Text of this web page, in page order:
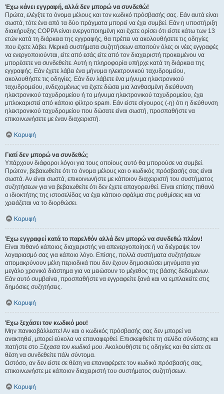
Έχω κάνει εγγραφή, αλλά δεν μπορώ να συνδεθώ!
Πρώτα, ελέγξτε το όνομα μέλους και τον κωδικό πρόσβασής σας. Εάν αυτά είναι
σωστά, τότε ένα από τα δύο πράγματα μπορεί να έχει συμβεί. Εάν η υποστήριξη
διακήρυξης COPPA είναι ενεργοποιημένη και έχετε ορίσει ότι είστε κάτω των 13
ετών κατά τη διάρκεια της εγγραφής, θα πρέπει να ακολουθήσετε τις οδηγίες
που έχετε λάβει. Μερικά συστήματα συζητήσεων απαιτούν όλες οι νέες εγγραφές
να ενεργοποιούνται, είτε από εσάς είτε από τον διαχειριστή προκειμένου να
μπορέσετε να συνδεθείτε. Αυτή η πληροφορία υπήρχε κατά τη διάρκεια της
εγγραφής. Εάν έχετε λάβει ένα μήνυμα ηλεκτρονικού ταχυδρομείου,
ακολουθήστε τις οδηγίες. Εάν δεν λάβετε ένα μήνυμα ηλεκτρονικού
ταχυδρομείου, ενδεχομένως να έχετε δώσει μια λανθασμένη διεύθυνση
ηλεκτρονικού ταχυδρομείου ή το μήνυμα ηλεκτρονικού ταχυδρομείου, έχει
μπλοκαριστεί από κάποιο φίλτρο spam. Εάν είστε σίγουρος (-η) ότι η διεύθυνση
ηλεκτρονικού ταχυδρομείου που δώσατε είναι σωστή, προσπαθήστε να
επικοινωνήσετε με έναν διαχειριστή.
Κορυφή
Γιατί δεν μπορώ να συνδεθώ;
Υπάρχουν διάφοροι λόγοι για τους οποίους αυτό θα μπορούσε να συμβεί.
Πρώτον, βεβαιωθείτε ότι το όνομα μέλους και ο κωδικός πρόσβασής σας είναι
σωστά. Αν είναι σωστά, επικοινωνήστε με κάποιον διαχειριστή του συστήματος
συζητήσεων για να βεβαιωθείτε ότι δεν έχετε απαγορευθεί. Είναι επίσης πιθανό
ο ιδιοκτήτης της ιστοσελίδας να έχει κάποιο σφάλμα στις ρυθμίσεις και να
χρειάζεται να το διορθώσει.
Κορυφή
Έχω εγγραφεί κατά το παρελθόν αλλά δεν μπορώ να συνδεθώ πλέον!
Είναι πιθανό κάποιος διαχειριστής να απενεργοποίησε ή να διέγραψε τον
λογαριασμό σας για κάποιο λόγο. Επίσης, πολλά συστήματα συζητήσεων
απομακρύνουν μέλη περιοδικά που δεν έχουν δημοσιεύσει μηνύματα για
μεγάλο χρονικό διάστημα για να μειώσουν το μέγεθος της βάσης δεδομένων.
Εάν αυτό συμβαίνει, προσπαθήστε να εγγραφείτε ξανά και να εμπλακείτε στις
δημόσιες συζητήσεις.
Κορυφή
Έχω ξεχάσει τον κωδικό μου!
Μην πανικοβάλλεστε! Αν και ο κωδικός πρόσβασής σας δεν μπορεί να
ανακτηθεί, μπορεί εύκολα να επαναφερθεί. Επισκεφθείτε τη σελίδα σύνδεσης και
πατήστε στο Ξέχασα τον κωδικό μου. Ακολουθήστε τις οδηγίες και θα είστε σε
θέση να συνδεθείτε πάλι σύντομα.
Ωστόσο, αν δεν είστε σε θέση να επαναφέρετε τον κωδικό πρόσβασής σας,
επικοινωνήστε με κάποιον διαχειριστή του συστήματος συζητήσεων.
Κορυφή